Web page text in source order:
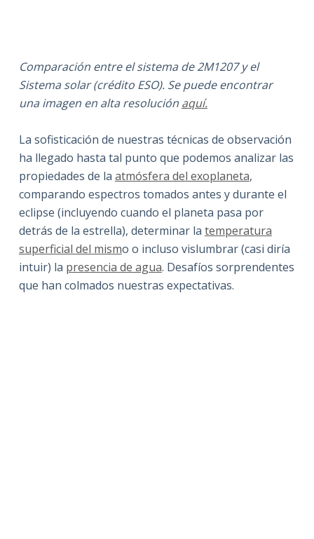
Comparación entre el sistema de 2M1207 y el
Sistema solar (crédito ESO). Se puede encontrar
una imagen en alta resolución aquí.
La sofisticación de nuestras técnicas de observación
ha llegado hasta tal punto que podemos analizar las
propiedades de la atmósfera del exoplaneta,
comparando espectros tomados antes y durante el
eclipse (incluyendo cuando el planeta pasa por
detrás de la estrella), determinar la temperatura
superficial del mismo o incluso vislumbrar (casi diría
intuir) la presencia de agua. Desafíos sorprendentes
que han colmados nuestras expectativas.